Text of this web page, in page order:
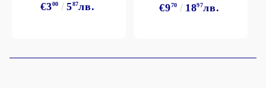
€300 587лв. €970 1897лв.